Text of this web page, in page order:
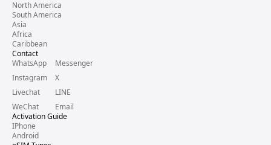
North America
South America
Asia
Africa
Caribbean
Contact
WhatsApp
Messenger
Instagram
X
Livechat
LINE
WeChat
Email
Activation Guide
IPhone
Android